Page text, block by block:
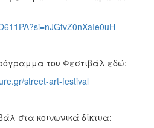
του Φεστιβάλ εδώ:
street-art-festival
στα κοινωνικά δίκτυα: